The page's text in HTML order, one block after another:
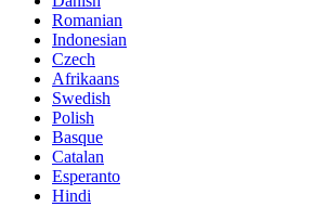
Romanian
Indonesian
Czech
Afrikaans
Swedish
Polish
Basque
Catalan
Esperanto
Hindi